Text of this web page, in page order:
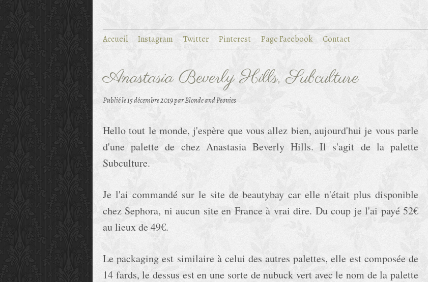
Accueil Instagram Twitter Pinterest Page Facebook Contact
Anastasia Beverly Hills, Subculture
Publié le15 décembre 2019par Blonde and Peonies
Hello tout le monde, j'espère que vous allez bien, aujourd'hui je vous parle
d'une palette de chez Anastasia Beverly Hills. Il s'agit de la palette
Subculture.
Je l'ai commandé sur le site de beautybay car elle n'était plus disponible
chez Sephora, ni aucun site en France à vrai dire. Du coup je l'ai payé 52€
au lieux de 49€.
Le packaging est similaire à celui des autres palettes, elle est composée de
14 fards, le dessus est en une sorte de nubuck vert avec le nom de la palette